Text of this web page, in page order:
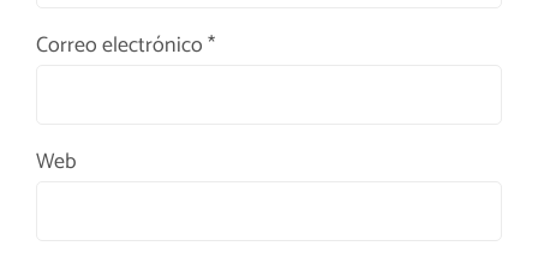
Correo electrónico*
Web